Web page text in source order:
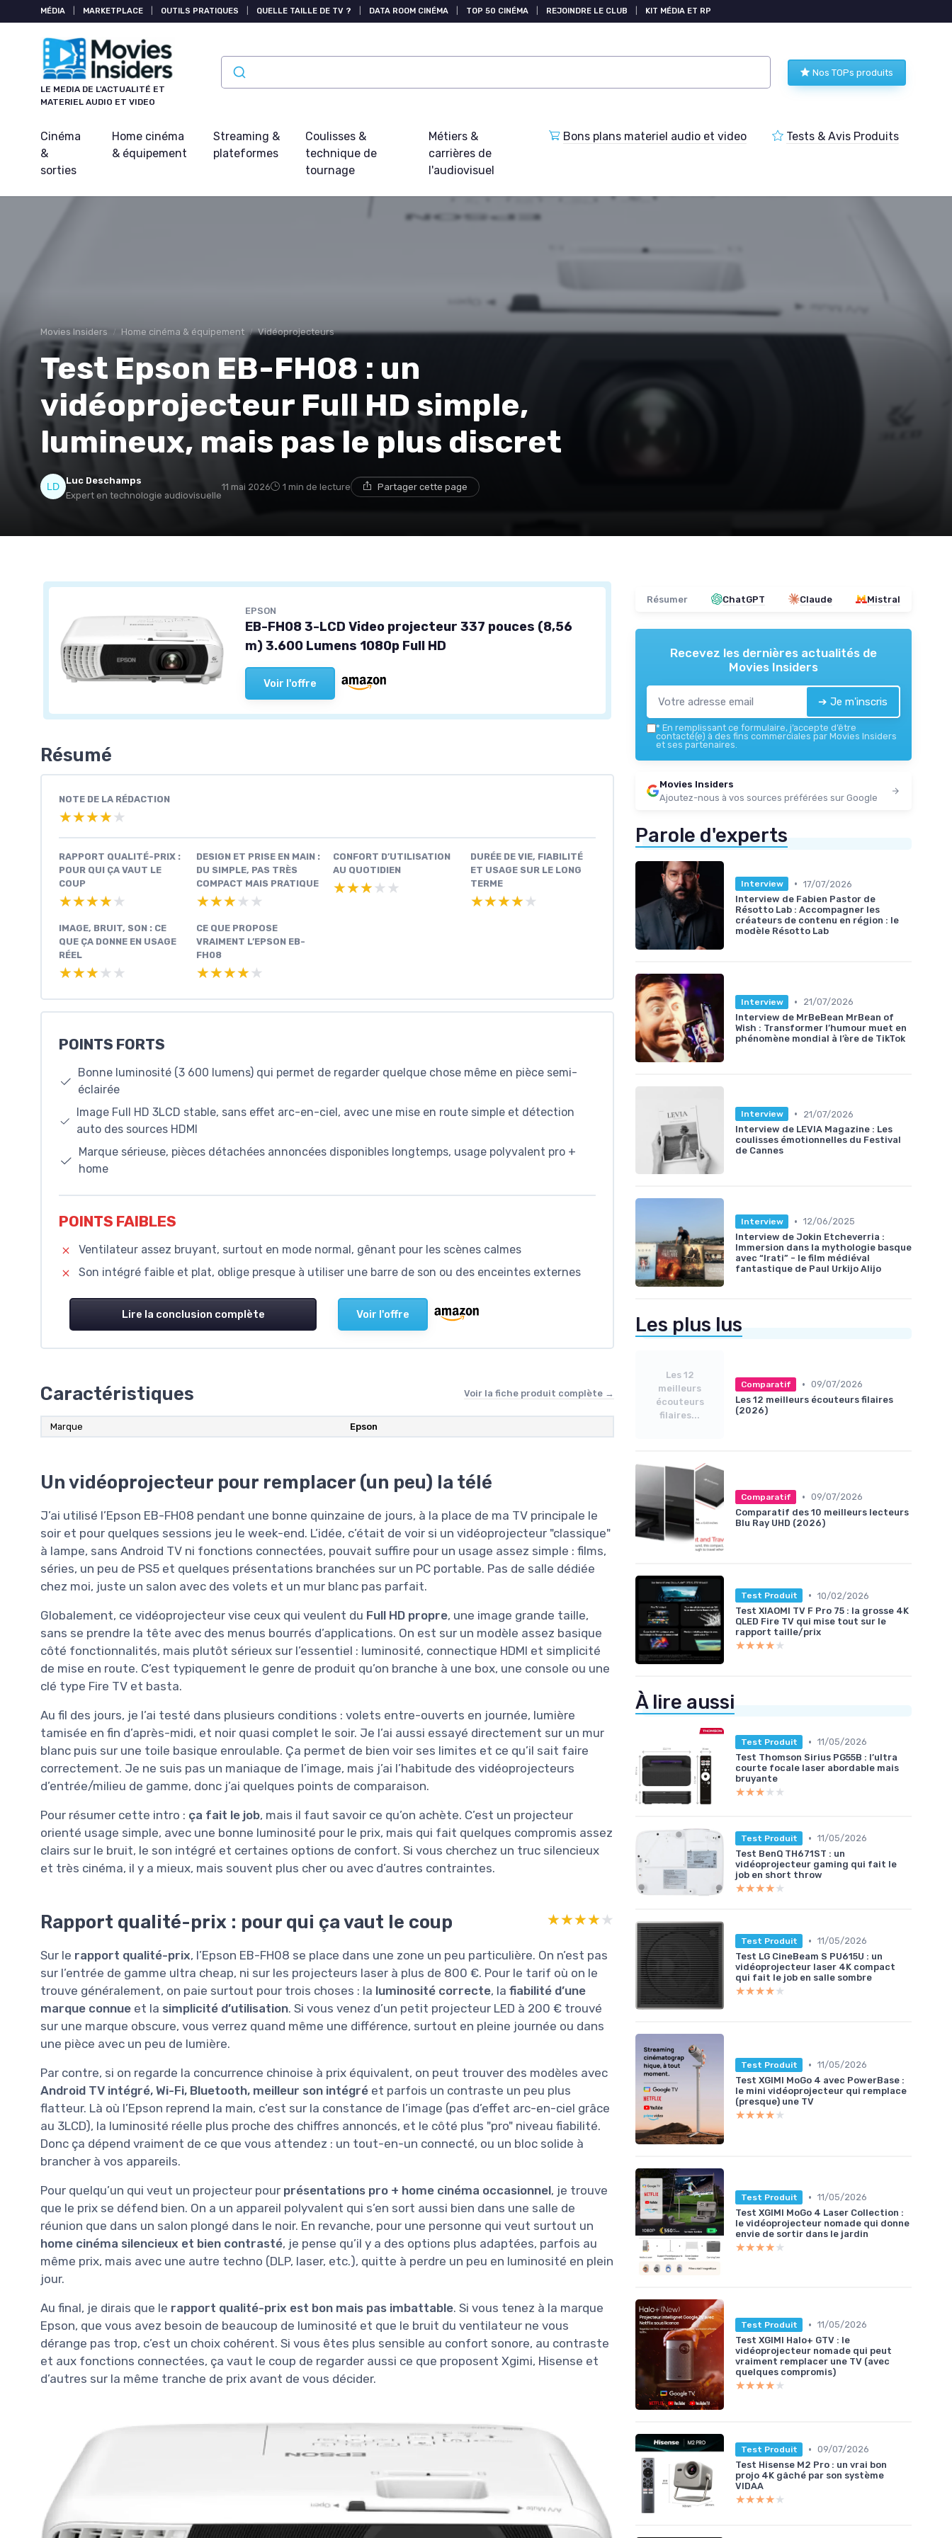
MÉDIA MARKETPLACE OUTILS PRATIQUES QUELLE TAILLE DE TV ? DATA ROOM CINÉMA TOP 50 CINÉMA REJOINDRE LE CLUB KIT MÉDIA ET RP
LE MEDIA DE L'ACTUALITÉ ET
MATERIEL AUDIO ET VIDEO
Nos TOPs produits
Cinéma
&
sorties
Home cinéma
& équipement
Streaming &
plateformes
Coulisses &
technique de
tournage
Métiers &
carrières de
l'audiovisuel
Bons plans materiel audio et video Tests & Avis Produits
Movies Insiders Home cinéma & équipement Vidéoprojecteurs
Test Epson EB-FH08 : un
vidéoprojecteur Full HD simple,
lumineux, mais pas le plus discret
Luc Deschamps
Expert en technologie audiovisuelle
11 mai 2026 1 min de lecture Partager cette page
EPSON
EB-FH08 3-LCD Video projecteur 337 pouces (8,56
m) 3.600 Lumens 1080p Full HD
Voir l'offre
Résumé
NOTE DE LA RÉDACTION
★★★★★
★★★★★
RAPPORT QUALITÉ-PRIX :
POUR QUI ÇA VAUT LE
COUP
★★★★★
★★★★★
DESIGN ET PRISE EN MAIN :
DU SIMPLE, PAS TRÈS
COMPACT MAIS PRATIQUE
★★★★★
★★★★★
CONFORT D’UTILISATION
AU QUOTIDIEN
★★★★★
★★★★★
DURÉE DE VIE, FIABILITÉ
ET USAGE SUR LE LONG
TERME
★★★★★
★★★★★
IMAGE, BRUIT, SON : CE
QUE ÇA DONNE EN USAGE
RÉEL
★★★★★
★★★★★
CE QUE PROPOSE
VRAIMENT L’EPSON EB-
FH08
★★★★★
★★★★★
POINTS FORTS
Bonne luminosité (3 600 lumens) qui permet de regarder quelque chose même en pièce semi-
éclairée
Image Full HD 3LCD stable, sans effet arc-en-ciel, avec une mise en route simple et détection
auto des sources HDMI
Marque sérieuse, pièces détachées annoncées disponibles longtemps, usage polyvalent pro +
home
POINTS FAIBLES
Ventilateur assez bruyant, surtout en mode normal, gênant pour les scènes calmes
Son intégré faible et plat, oblige presque à utiliser une barre de son ou des enceintes externes
Lire la conclusion complète Voir l'offre
Caractéristiques Voir la fiche produit complète →
Marque Epson
Un vidéoprojecteur pour remplacer (un peu) la télé
J’ai utilisé l’Epson EB-FH08 pendant une bonne quinzaine de jours, à la place de ma TV principale le
soir et pour quelques sessions jeu le week-end. L’idée, c’était de voir si un vidéoprojecteur "classique"
à lampe, sans Android TV ni fonctions connectées, pouvait suffire pour un usage assez simple : films,
séries, un peu de PS5 et quelques présentations branchées sur un PC portable. Pas de salle dédiée
chez moi, juste un salon avec des volets et un mur blanc pas parfait.
Globalement, ce vidéoprojecteur vise ceux qui veulent du Full HD propre, une image grande taille,
sans se prendre la tête avec des menus bourrés d’applications. On est sur un modèle assez basique
côté fonctionnalités, mais plutôt sérieux sur l’essentiel : luminosité, connectique HDMI et simplicité
de mise en route. C’est typiquement le genre de produit qu’on branche à une box, une console ou une
clé type Fire TV et basta.
Au fil des jours, je l’ai testé dans plusieurs conditions : volets entre-ouverts en journée, lumière
tamisée en fin d’après-midi, et noir quasi complet le soir. Je l’ai aussi essayé directement sur un mur
blanc puis sur une toile basique enroulable. Ça permet de bien voir ses limites et ce qu’il sait faire
correctement. Je ne suis pas un maniaque de l’image, mais j’ai l’habitude des vidéoprojecteurs
d’entrée/milieu de gamme, donc j’ai quelques points de comparaison.
Pour résumer cette intro : ça fait le job, mais il faut savoir ce qu’on achète. C’est un projecteur
orienté usage simple, avec une bonne luminosité pour le prix, mais qui fait quelques compromis assez
clairs sur le bruit, le son intégré et certaines options de confort. Si vous cherchez un truc silencieux
et très cinéma, il y a mieux, mais souvent plus cher ou avec d’autres contraintes.
Rapport qualité-prix : pour qui ça vaut le coup ★★★★★
★★★★★
Sur le rapport qualité-prix, l’Epson EB-FH08 se place dans une zone un peu particulière. On n’est pas
sur l’entrée de gamme ultra cheap, ni sur les projecteurs laser à plus de 800 €. Pour le tarif où on le
trouve généralement, on paie surtout pour trois choses : la luminosité correcte, la fiabilité d’une
marque connue et la simplicité d’utilisation. Si vous venez d’un petit projecteur LED à 200 € trouvé
sur une marque obscure, vous verrez quand même une différence, surtout en pleine journée ou dans
une pièce avec un peu de lumière.
Par contre, si on regarde la concurrence chinoise à prix équivalent, on peut trouver des modèles avec
Android TV intégré, Wi-Fi, Bluetooth, meilleur son intégré et parfois un contraste un peu plus
flatteur. Là où l’Epson reprend la main, c’est sur la constance de l’image (pas d’effet arc-en-ciel grâce
au 3LCD), la luminosité réelle plus proche des chiffres annoncés, et le côté plus "pro" niveau fiabilité.
Donc ça dépend vraiment de ce que vous attendez : un tout-en-un connecté, ou un bloc solide à
brancher à vos appareils.
Pour quelqu’un qui veut un projecteur pour présentations pro + home cinéma occasionnel, je trouve
que le prix se défend bien. On a un appareil polyvalent qui s’en sort aussi bien dans une salle de
réunion que dans un salon plongé dans le noir. En revanche, pour une personne qui veut surtout un
home cinéma silencieux et bien contrasté, je pense qu’il y a des options plus adaptées, parfois au
même prix, mais avec une autre techno (DLP, laser, etc.), quitte à perdre un peu en luminosité en plein
jour.
Au final, je dirais que le rapport qualité-prix est bon mais pas imbattable. Si vous tenez à la marque
Epson, que vous avez besoin de beaucoup de luminosité et que le bruit du ventilateur ne vous
dérange pas trop, c’est un choix cohérent. Si vous êtes plus sensible au confort sonore, au contraste
et aux fonctions connectées, ça vaut le coup de regarder aussi ce que proposent Xgimi, Hisense et
d’autres sur la même tranche de prix avant de vous décider.
Résumer ChatGPT Claude Mistral
Recevez les dernières actualités de
Movies Insiders
➔ Je m'inscris
* En remplissant ce formulaire, j’accepte d’être
contacté(e) à des fins commerciales par Movies Insiders
et ses partenaires.
Movies Insiders
Ajoutez-nous à vos sources préférées sur Google
Parole d'experts
Interview • 17/07/2026
Interview de Fabien Pastor de
Résotto Lab : Accompagner les
créateurs de contenu en région : le
modèle Résotto Lab
Interview •
21/07/2026
Interview de MrBeBean MrBean of
Wish : Transformer l’humour muet en
phénomène mondial à l’ère de TikTok
Interview •
21/07/2026
Interview de LEVIA Magazine : Les
coulisses émotionnelles du Festival
de Cannes
Interview • 12/06/2025
Interview de Jokin Etcheverria :
Immersion dans la mythologie basque
avec “Irati” - le film médiéval
fantastique de Paul Urkijo Alijo
Les plus lus
Les 12
meilleurs
écouteurs
filaires...
Comparatif • 09/07/2026
Les 12 meilleurs écouteurs filaires
(2026)
Comparatif • 09/07/2026
Comparatif des 10 meilleurs lecteurs
Blu Ray UHD (2026)
Test Produit • 10/02/2026
Test XIAOMI TV F Pro 75 : la grosse 4K
QLED Fire TV qui mise tout sur le
rapport taille/prix
★★★★★
★★★★★
À lire aussi
Test Produit • 11/05/2026
Test Thomson Sirius PG55B : l’ultra
courte focale laser abordable mais
bruyante
★★★★★
★★★★★
Test Produit • 11/05/2026
Test BenQ TH671ST : un
vidéoprojecteur gaming qui fait le
job en short throw
★★★★★
★★★★★
Test Produit • 11/05/2026
Test LG CineBeam S PU615U : un
vidéoprojecteur laser 4K compact
qui fait le job en salle sombre
★★★★★
★★★★★
Test Produit • 11/05/2026
Test XGIMI MoGo 4 avec PowerBase :
le mini vidéoprojecteur qui remplace
(presque) une TV
★★★★★
★★★★★
Test Produit • 11/05/2026
Test XGIMI MoGo 4 Laser Collection :
le vidéoprojecteur nomade qui donne
envie de sortir dans le jardin
★★★★★
★★★★★
Test Produit • 11/05/2026
Test XGIMI Halo+ GTV : le
vidéoprojecteur nomade qui peut
vraiment remplacer une TV (avec
quelques compromis)
★★★★★
★★★★★
Test Produit • 09/07/2026
Test Hisense M2 Pro : un vrai bon
projo 4K gâché par son système
VIDAA
★★★★★
★★★★★
Panneau de gestion des cookies